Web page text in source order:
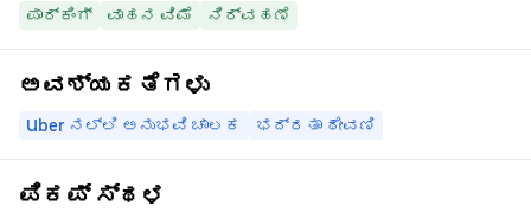
ಪಾರ್ಕಿಂಗ್ ವಾಹನ ವಿಮೆ ನಿರ್ವಹಣೆ
ಅವಶ್ಯಕತೆಗಳು
Uber ನಲ್ಲಿ ಅನುಭವಿ ಚಾಲಕ ಭದ್ರತಾ ಠೇವಣಿ
ಪಿಕಪ್ ಸ್ಥಳ